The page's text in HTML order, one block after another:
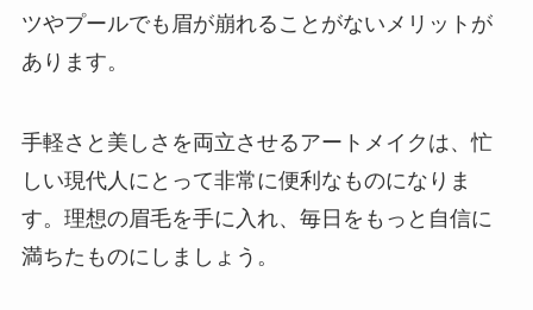
ツやプールでも眉が崩れることがないメリットが
あります。
手軽さと美しさを両立させるアートメイクは、忙
しい現代人にとって非常に便利なものになりま
す。理想の眉毛を手に入れ、毎日をもっと自信に
満ちたものにしましょう。